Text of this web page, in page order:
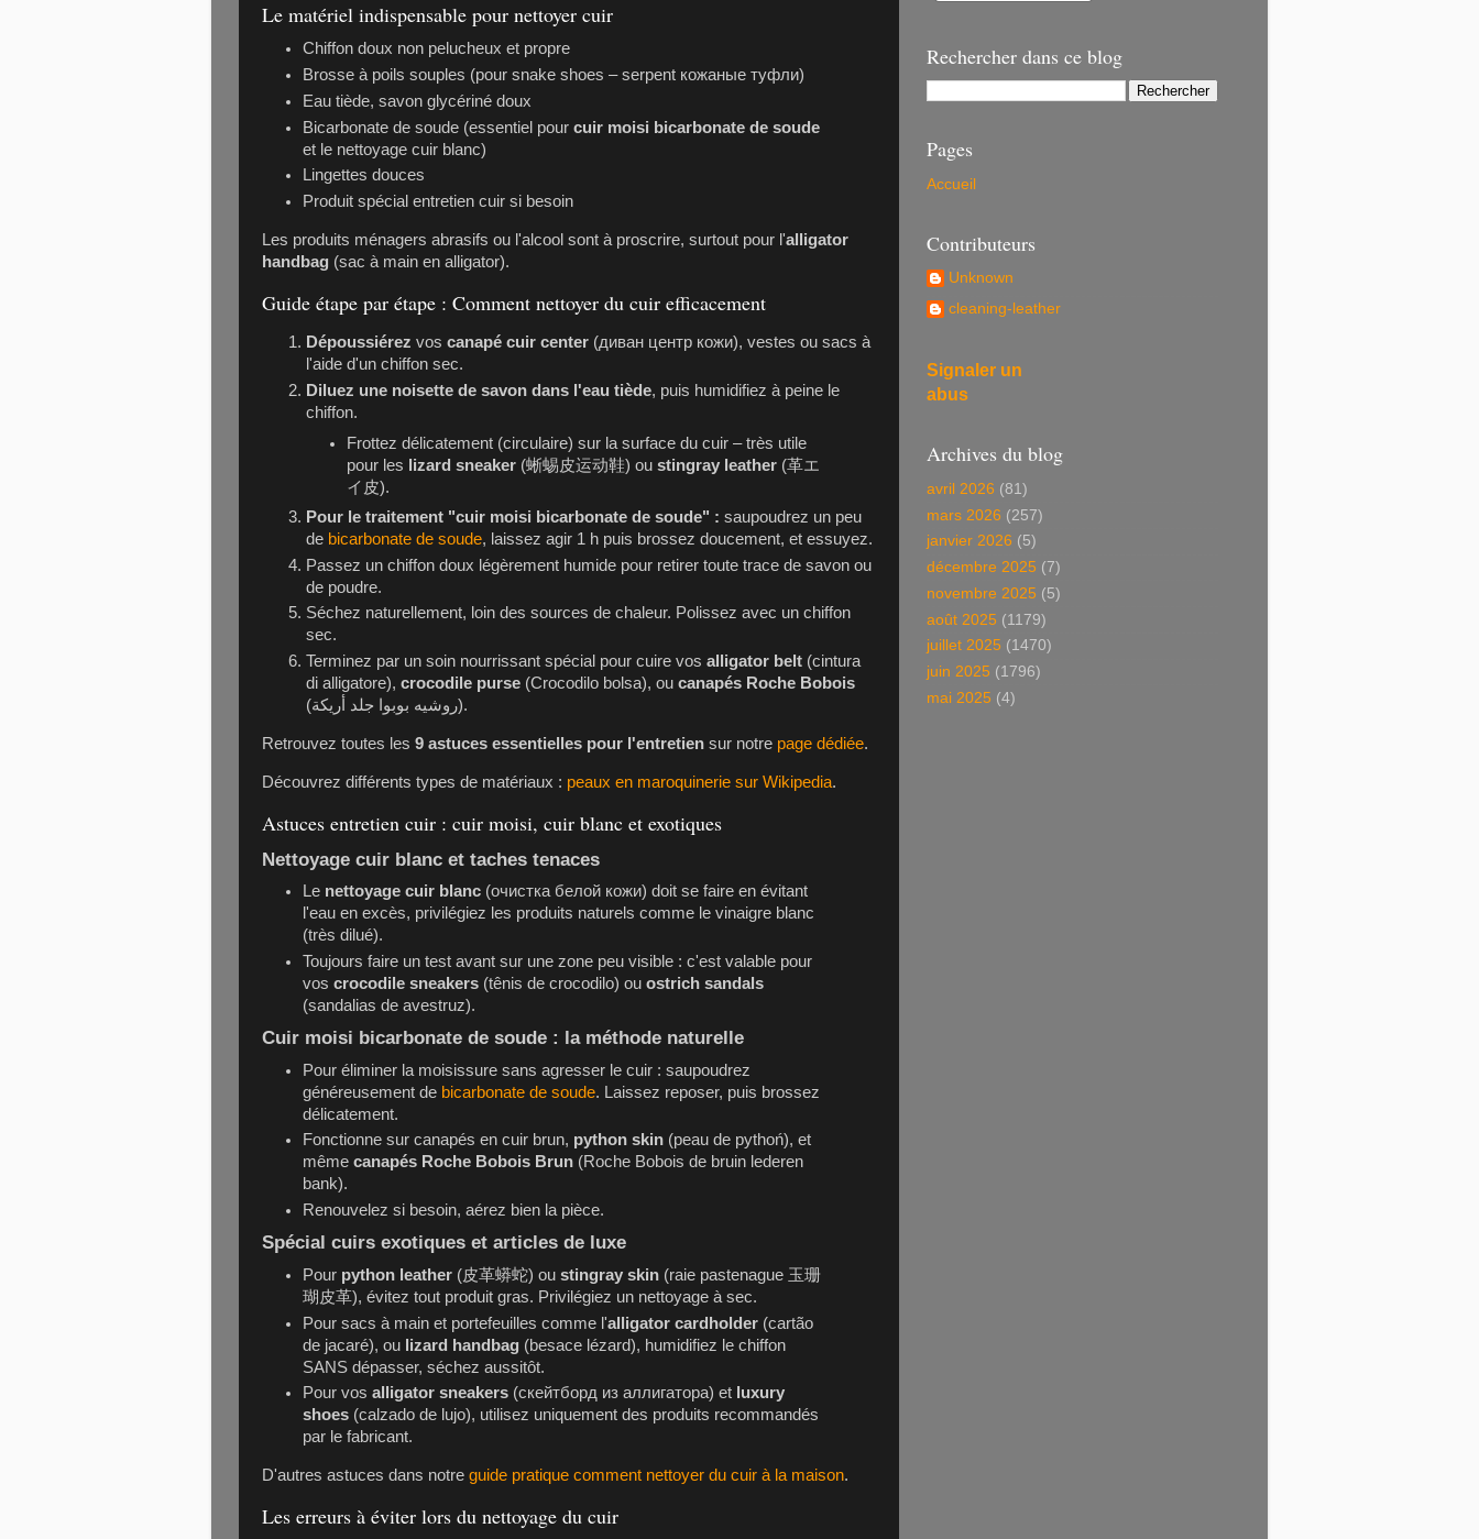
Le matériel indispensable pour nettoyer cuir
Chiffon doux non pelucheux et propre
Brosse à poils souples (pour snake shoes – serpent кожаные туфли)
Eau tiède, savon glycériné doux
Bicarbonate de soude (essentiel pourcuir moisi bicarbonate de soude
et le nettoyage cuir blanc)
Lingettes douces
Produit spécial entretien cuir si besoin
Les produits ménagers abrasifs ou l'alcool sont à proscrire, surtout pour l'alligator
handbag (sac à main en alligator).
Guide étape par étape : Comment nettoyer du cuir efficacement
Dépoussiérez vos canapé cuir center (диван центр кожи), vestes ou sacs à
l'aide d'un chiffon sec.
Diluez une noisette de savon dans l'eau tiède, puis humidifiez à peine le
chiffon.
Frottez délicatement (circulaire) sur la surface du cuir – très utile
pour les
lizard sneaker (蜥蜴皮运动鞋) oustingray leather (革エ
イ皮).
Pour le traitement "cuir moisi bicarbonate de soude" : saupoudrez un peu
de bicarbonate de soude, laissez agir 1 h puis brossez doucement, et essuyez.
Passez un chiffon doux légèrement humide pour retirer toute trace de savon ou
de poudre.
Séchez naturellement, loin des sources de chaleur. Polissez avec un chiffon
sec.
Terminez par un soin nourrissant spécial pour cuire vos alligator belt (cintura
di alligatore), crocodile purse (Crocodilo bolsa), ou canapés Roche Bobois
(روشيه بوبوا جلد أريكة).
Retrouvez toutes les 9 astuces essentielles pour l'entretien sur notre page dédiée.
Découvrez différents types de matériaux : peaux en maroquinerie sur Wikipedia.
Astuces entretien cuir : cuir moisi, cuir blanc et exotiques
Nettoyage cuir blanc et taches tenaces
Le nettoyage cuir blanc (очистка белой кожи) doit se faire en évitant
l'eau en excès, privilégiez les produits naturels comme le vinaigre blanc
(très dilué).
Toujours faire un test avant sur une zone peu visible : c'est valable pour
voscrocodile sneakers (tênis de crocodilo) ouostrich sandals
(sandalias de avestruz).
Cuir moisi bicarbonate de soude : la méthode naturelle
Pour éliminer la moisissure sans agresser le cuir : saupoudrez
généreusement de bicarbonate de soude. Laissez reposer, puis brossez
délicatement.
Fonctionne sur canapés en cuir brun, python skin (peau de pythoń), et
mêmecanapés Roche Bobois Brun (Roche Bobois de bruin lederen
bank).
Renouvelez si besoin, aérez bien la pièce.
Spécial cuirs exotiques et articles de luxe
Pour python leather (皮革蟒蛇) oustingray skin (raie pastenague 玉珊
瑚皮革), évitez tout produit gras. Privilégiez un nettoyage à sec.
Pour sacs à main et portefeuilles comme l'alligator cardholder (cartão
de jacaré), ou lizard handbag (besace lézard), humidifiez le chiffon
SANS dépasser, séchez aussitôt.
Pour vosalligator sneakers (скейтборд из аллигатора) et luxury
shoes (calzado de lujo), utilisez uniquement des produits recommandés
par le fabricant.
D'autres astuces dans notre guide pratique comment nettoyer du cuir à la maison.
Les erreurs à éviter lors du nettoyage du cuir
Rechercher dans ce blog
Pages
Accueil
Contributeurs
Unknown
cleaning-leather
Signaler un
abus
Archives du blog
avril 2026 (81)
mars 2026 (257)
janvier 2026 (5)
décembre 2025 (7)
novembre 2025 (5)
août 2025 (1179)
juillet 2025 (1470)
juin 2025 (1796)
mai 2025 (4)